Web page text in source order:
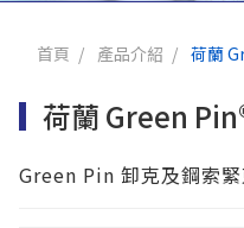
首頁 產品介紹 荷蘭
荷蘭 Green
Green Pin 卸克及鋼索緊